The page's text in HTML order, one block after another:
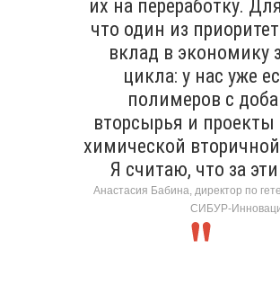
их на переработку.
что один из
вклад в экономику
цикла: у нас уже
полимеров с
вторсырья и
химической
Я считаю, что за
Анастасия Бабина, директор по
СИБУР-